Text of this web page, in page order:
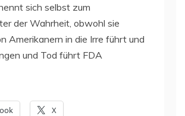
sich selbst zum
der Wahrheit, obwohl sie
Amerikanern in die Irre führt und
und Tod führt FDA
X